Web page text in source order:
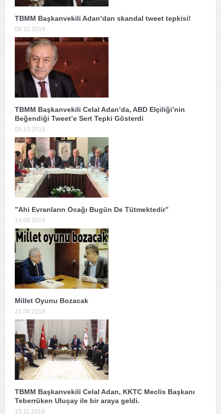
TBMM Başkanvekili Adan’dan skandal tweet tepkisi!
06.10.2019
TBMM Başkanvekili Celal Adan’da, ABD Elçiliği’nin
Beğendiği Tweet’e Sert Tepki Gösterdi
06.10.2019
”Ahi Evranların Ocağı Bugün De Tütmektedir”
19.09.2019
Millet Oyunu Bozacak
21.06.2019
TBMM Başkanvekili Celal Adan, KKTC Meclis Başkanı
Teberrüken Uluçay ile bir araya geldi.
15.11.2018